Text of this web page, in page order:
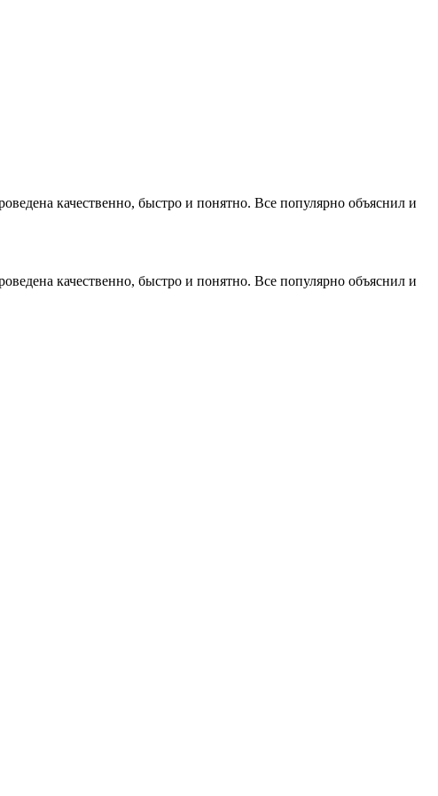
качественно, быстро и понятно. Все популярно объяснил и
качественно, быстро и понятно. Все популярно объяснил и